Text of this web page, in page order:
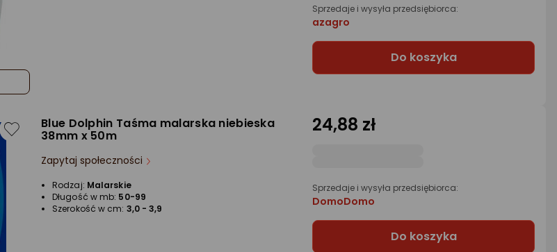
Sprzedaje i wysyła przedsiębiorca:
azagro
Do koszyka
Blue Dolphin Taśma malarska niebieska
38mm x 50m
Zapytaj społeczności
Rodzaj: Malarskie
Długość w mb: 50-99
Szerokość w cm: 3,0 - 3,9
24,88 zł
Sprzedaje i wysyła przedsiębiorca:
DomoDomo
Do koszyka